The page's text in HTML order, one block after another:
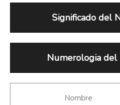
Significado del
Numerologia del